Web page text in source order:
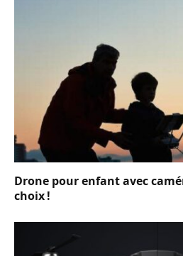
Drone pour enfant avec
choix !